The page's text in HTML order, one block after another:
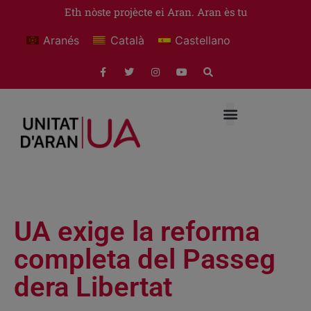
Eth nòste projècte ei Aran. Aran ès tu
Aranés Català Castellano
UA exige la reforma
completa del Passeg
dera Libertat